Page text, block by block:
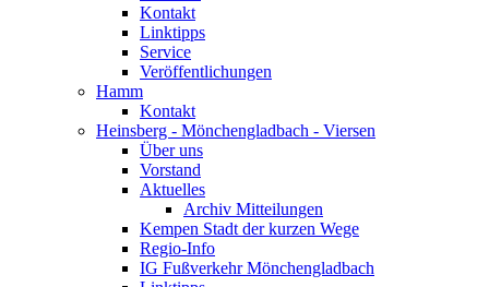
Kontakt
Linktipps
Service
Veröffentlichungen
Hamm
Kontakt
Heinsberg - Mönchengladbach - Viersen
Über uns
Vorstand
Aktuelles
Archiv Mitteilungen
Kempen Stadt der kurzen Wege
Regio-Info
IG Fußverkehr Mönchengladbach